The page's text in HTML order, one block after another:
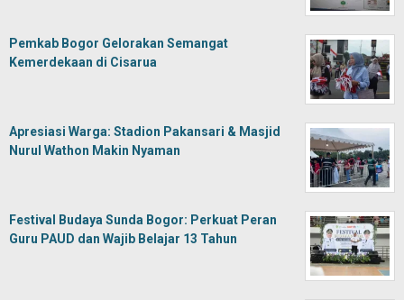
Pemkab Bogor Gelorakan Semangat
Kemerdekaan di Cisarua
Apresiasi Warga: Stadion Pakansari & Masjid
Nurul Wathon Makin Nyaman
Festival Budaya Sunda Bogor: Perkuat Peran
Guru PAUD dan Wajib Belajar 13 Tahun